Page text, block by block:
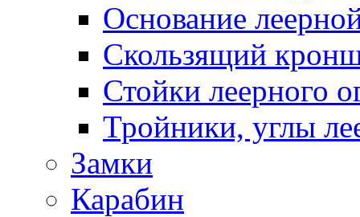
Основание
Скользящий
Стойки леерного
Тройники, углы
Замки
Карабин